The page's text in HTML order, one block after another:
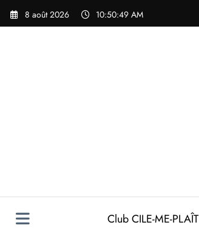
Aller
8 août 2026 10:50:50 AM
Club CILE-ME-PLAÎT